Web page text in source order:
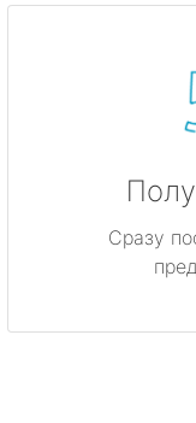
Сразу